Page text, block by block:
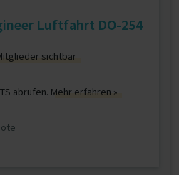
Luftfahrt DO-254
sichtbar
abrufen. Mehr erfahren »